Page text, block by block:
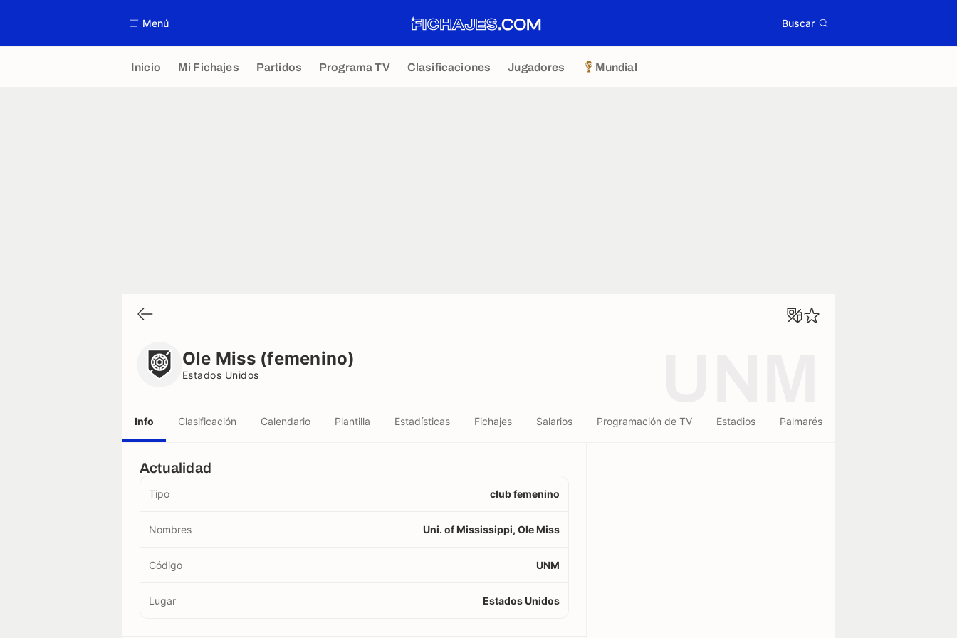
Menú Buscar
Inicio Mi Fichajes Partidos Programa TV Clasificaciones Jugadores Mundial
Ole Miss (femenino)
Estados Unidos
Info Clasificación Calendario Plantilla Estadísticas Fichajes Salarios Programación de TV Estadios Palmarés
Actualidad
Tipo club femenino
Nombres Uni. of Mississippi, Ole Miss
Código UNM
Lugar Estados Unidos